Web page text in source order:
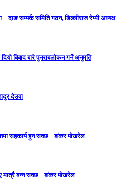
– दाङ सम्पर्क समिति गठन, डिल्लीराज रेग्मी अध्यक्ष
बिबाद बारे पुनराबलोकन गर्ने अनुमति
देउवा
सहकार्य हुन सक्छ – शंकर पोखरेल
मात्रै बन्न सक्छ – शंकर पोखरेल